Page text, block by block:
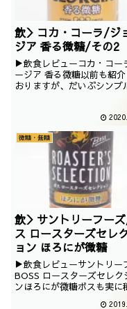
飲＞コカ・コーラ/ジ
ジア 香る微糖/その2
▶飲食レビューコカ・コー
ージア 香る微糖以前も紹介
おりますが、だいぶシンプ
微糖・無糖
飲＞サントリーフー
ス ロースターズセレ
ョン ほろにが微糖
▶飲食レビューサントリー
BOSS ロースターズセレク
ンほろにが微糖ボスも実に